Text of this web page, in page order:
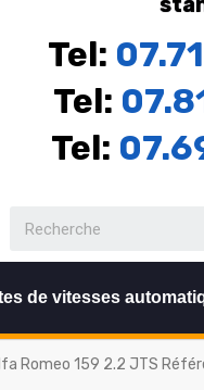
Tel:
Tel:
Tel:
de vitesses
Romeo 159 2.2 JTS